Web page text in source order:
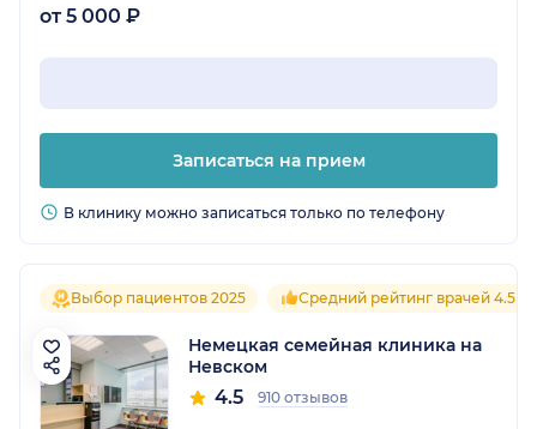
от 5 000 ₽
Записаться на прием
В клинику можно записаться только по телефону
Выбор пациентов 2025 Средний рейтинг врачей 4.5
Немецкая семейная клиника на
Невском
4.5 910 отзывов